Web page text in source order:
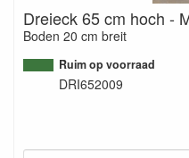
Dreieck 65 cm hoch -
Boden 20 cm breit
Ruim op voorraad
DRI652009